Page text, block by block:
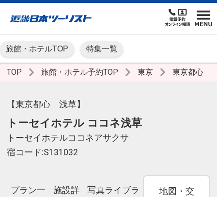
旅館・ホテルTOP 特集一覧
TOP 旅館・ホテル予約TOP 東京 東京都心
【東京都心 浅草】
トーセイホテル ココネ浅草
トーセイホテルココネアサクサ
宿コード:S131032
プラン一
施設詳
写真ライブラ
地図・交